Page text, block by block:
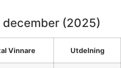
december (2025)
Vinnare Utdelning